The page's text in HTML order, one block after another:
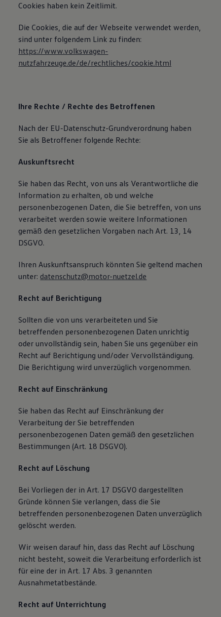
Cookies haben kein Zeitlimit.
Die Cookies, die auf der Webseite verwendet werden,
sind unter folgendem Link zu finden:
https://www.volkswagen-
nutzfahrzeuge.de/de/rechtliches/cookie.html
Ihre Rechte / Rechte des Betroffenen
Nach der EU-Datenschutz-Grundverordnung haben
Sie als Betroffener folgende Rechte:
Auskunftsrecht
Sie haben das Recht, von uns als Verantwortliche die
Information zu erhalten, ob und welche
personenbezogenen Daten, die Sie betreffen, von uns
verarbeitet werden sowie weitere Informationen
gemäß den gesetzlichen Vorgaben nach Art. 13, 14
DSGVO.
Ihren Auskunftsanspruch könnten Sie geltend machen
unter: datenschutz@motor-nuetzel.de
Recht auf Berichtigung
Sollten die von uns verarbeiteten und Sie
betreffenden personenbezogenen Daten unrichtig
oder unvollständig sein, haben Sie uns gegenüber ein
Recht auf Berichtigung und/oder Vervollständigung.
Die Berichtigung wird unverzüglich vorgenommen.
Recht auf Einschränkung
Sie haben das Recht auf Einschränkung der
Verarbeitung der Sie betreffenden
personenbezogenen Daten gemäß den gesetzlichen
Bestimmungen (Art. 18 DSGVO).
Recht auf Löschung
Bei Vorliegen der in Art. 17 DSGVO dargestellten
Gründe können Sie verlangen, dass die Sie
betreffenden personenbezogenen Daten unverzüglich
gelöscht werden.
Wir weisen darauf hin, dass das Recht auf Löschung
nicht besteht, soweit die Verarbeitung erforderlich ist
für eine der in Art. 17 Abs. 3 genannten
Ausnahmetatbestände.
Recht auf Unterrichtung